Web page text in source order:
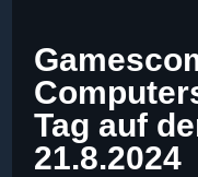
Tag auf
21.8.2024